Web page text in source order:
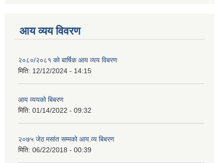
आय व्यय विवरण
२०८०/२०८१ को बार्षिक आय व्यय विबरण
मिति: 12/12/2024 - 14:15
आय व्ययको बिबरण
मिति: 01/14/2022 - 09:32
२०७५ जेठ मसांत सम्मको आय.व्य बिबरण
मिति: 06/22/2018 - 00:39